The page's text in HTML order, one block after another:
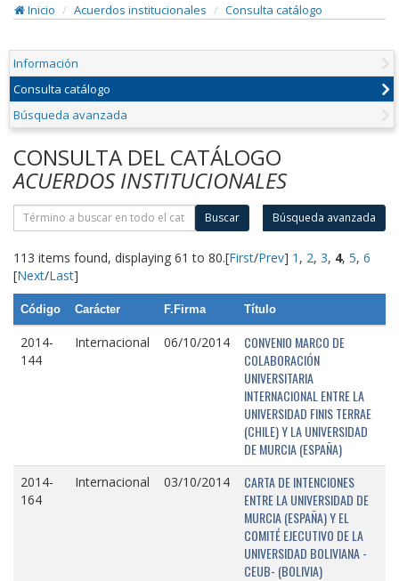
Inicio
Acuerdos institucionales Consulta catálogo
Información
Consulta catálogo
Búsqueda avanzada
CONSULTA DEL CATÁLOGO
ACUERDOS INSTITUCIONALES
Buscar Búsqueda avanzada
113 items found, displaying 61 to 80.[First/Prev] 1 , 2, 3, 4, 5, 6
[Next/Last]
Código Carácter F.Firma Título
2014-
144
Internacional 06/10/2014
CONVENIO MARCO DE
COLABORACIÓN
UNIVERSITARIA
INTERNACIONAL ENTRE LA
UNIVERSIDAD FINIS TERRAE
(CHILE) Y LA UNIVERSIDAD
DE MURCIA (ESPAÑA)
2014-
164
Internacional 03/10/2014
CARTA DE INTENCIONES
ENTRE LA UNIVERSIDAD DE
MURCIA (ESPAÑA) Y EL
COMITÉ EJECUTIVO DE LA
UNIVERSIDAD BOLIVIANA -
CEUB- (BOLIVIA)